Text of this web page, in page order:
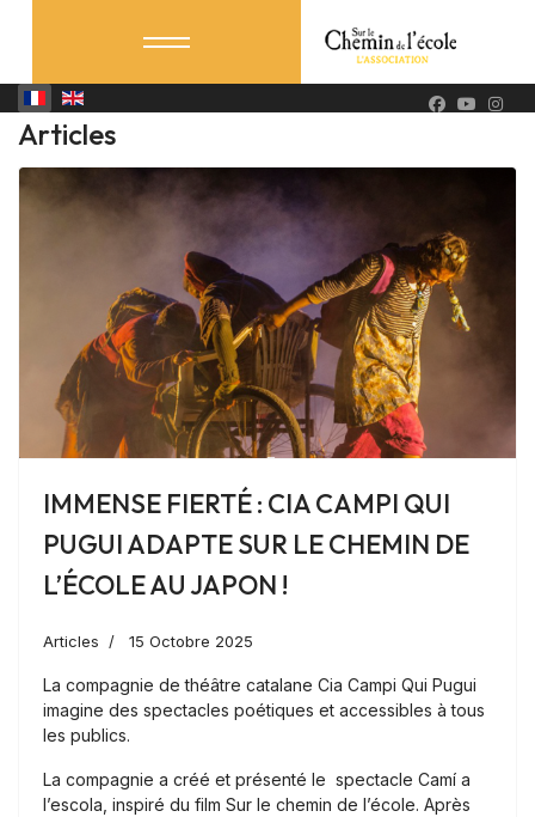
Articles
IMMENSE FIERTÉ : CIA CAMPI QUI
PUGUI ADAPTE SUR LE CHEMIN DE
L’ÉCOLE AU JAPON !
Articles 15 Octobre 2025
La compagnie de théâtre catalane Cia Campi Qui Pugui
imagine des spectacles poétiques et accessibles à tous
les publics.
La compagnie a créé et présenté le spectacle Camí a
l’escola, inspiré du film Sur le chemin de l’école. Après